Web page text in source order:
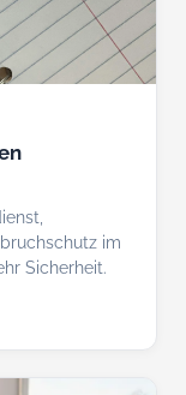
im
Sicherheit.